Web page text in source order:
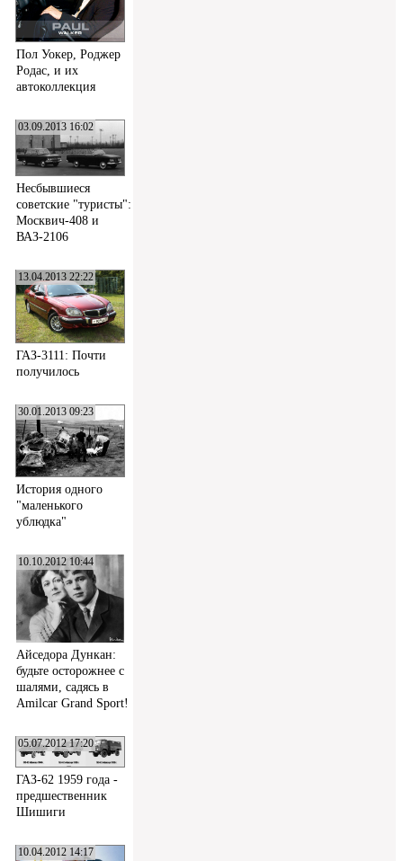
Пол Уокер, Роджер
Родас, и их
автоколлекция
03.09.2013 16:02
Несбывшиеся
советские "туристы":
Москвич-408 и
ВАЗ-2106
13.04.2013 22:22
ГАЗ-3111: Почти
получилось
30.01.2013 09:23
История одного
"маленького
ублюдка"
10.10.2012 10:44
Айседора Дункан:
будьте осторожнее с
шалями, садясь в
Amilcar Grand Sport!
05.07.2012 17:20
ГАЗ-62 1959 года -
предшественник
Шишиги
10.04.2012 14:17